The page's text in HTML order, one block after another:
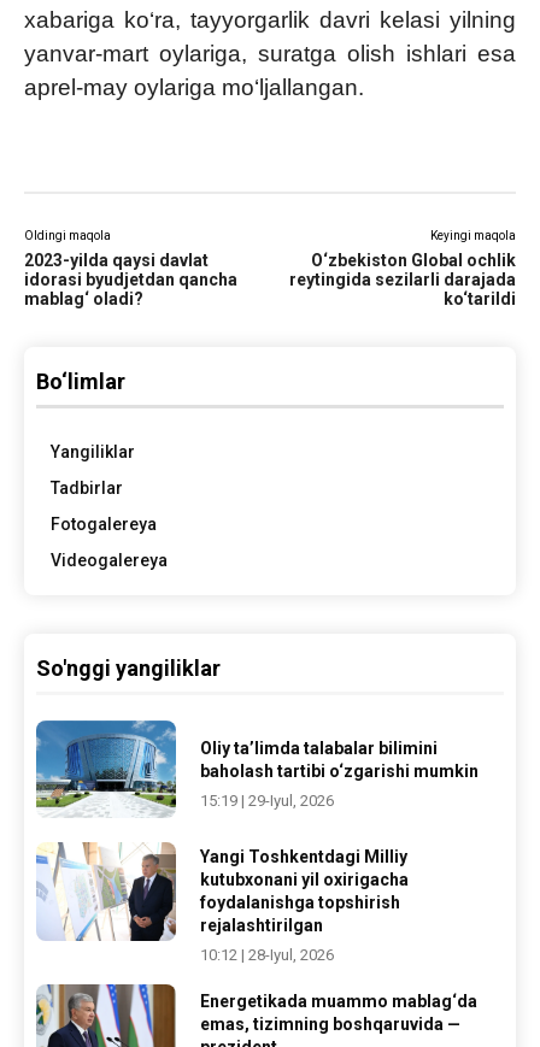
xabariga ko‘ra, tayyorgarlik davri kelasi yilning
yanvar-mart oylariga, suratga olish ishlari esa
aprel-may oylariga mo‘ljallangan.
Oldingi maqola
2023-yilda qaysi davlat
idorasi byudjetdan qancha
mablag‘ oladi?
Keyingi maqola
O‘zbekiston Global ochlik
reytingida sezilarli darajada
ko‘tarildi
Bo‘limlar
Yangiliklar
Tadbirlar
Fotogalereya
Videogalereya
So'nggi yangiliklar
Oliy ta’limda talabalar bilimini
baholash tartibi o‘zgarishi mumkin
15:19 | 29-Iyul, 2026
Yangi Toshkentdagi Milliy
kutubxonani yil oxirigacha
foydalanishga topshirish
rejalashtirilgan
10:12 | 28-Iyul, 2026
Energetikada muammo mablag‘da
emas, tizimning boshqaruvida —